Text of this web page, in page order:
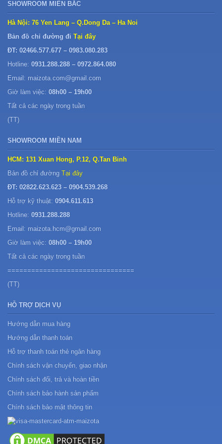
SHOWROOM MIỀN BẮC
Hà Nội: 76 Yen Lang – Q.Dong Da – Ha Noi
Bản đồ chỉ đường đi Tại đây
ĐT: 02466.577.677 – 0983.080.283
Hotline: 0931.288.288 – 0972.864.080
Email: maizota.com@gmail.com
Giờ làm việc: 08h00 – 19h00
Tất cả các ngày trong tuần
(TT)
SHOWROOM MIỀN NAM
HCM: 131 Xuan Hong, P.12, Q.Tan Binh
Bản đồ chỉ đường Tại đây
ĐT: 02822.623.623 – 0904.539.268
Hỗ trợ kỹ thuật: 0904.611.613
Hotline: 0931.288.288
Email: maizota.hcm@gmail.com
Giờ làm việc: 08h00 – 19h00
Tất cả các ngày trong tuần
================================
(TT)
HỖ TRỢ DỊCH VỤ
Hướng dẫn mua hàng
Hướng dẫn thanh toán
Hỗ trợ thanh toán thẻ ngân hàng
Chính sách vận chuyển, giao nhận
Chính sách đổi, trả và hoàn tiền
Chính sách bảo hành sản phẩm
Chính sách bảo mật thông tin